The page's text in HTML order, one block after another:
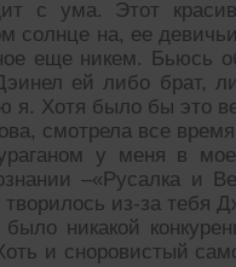
с ума. Этот
солнце на, ее
еще никем. Бьюсь
ей либо брат,
я. Хотя было бы это
смотрела все
у меня в
–«Русалка и
из-за тебя
никакой
и сноровистый